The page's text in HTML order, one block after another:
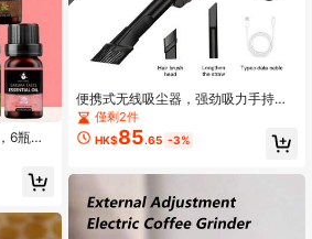
6瓶装
油，
载香
卧室、
便携式无线吸尘器，强劲吸力手持吸
尘器，适用于商业用途，2000mAh大
容量电池，USB充电，配备多种配
件，适用于汽车、家庭、办公室和家
僅剩2件
HK$85.65 -3%